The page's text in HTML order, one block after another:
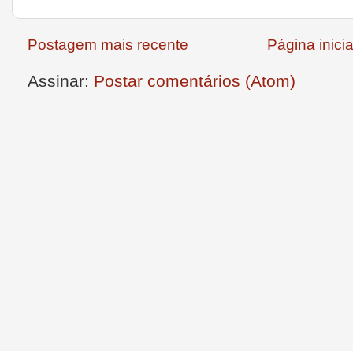
Postagem mais recente Página
Assinar: Postar comentários (Atom)